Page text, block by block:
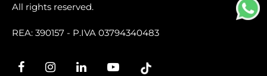
All rights reserved.
REA: 390157 - P.IVA 03794340483